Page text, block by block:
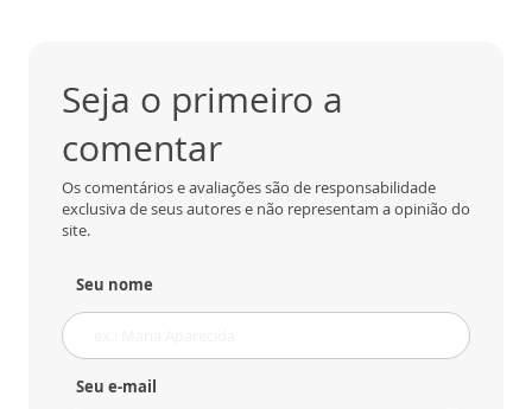
Seja o primeiro a
comentar
Os comentários e avaliações são de responsabilidade
exclusiva de seus autores e não representam a opinião do
site.
Seu nome
Seu e-mail